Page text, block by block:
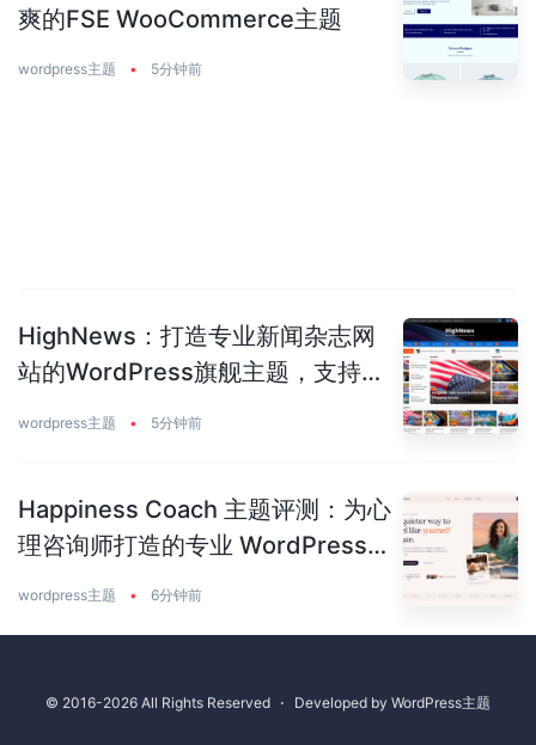
爽的FSE WooCommerce主题
wordpress主题 • 5分钟前
HighNews：打造专业新闻杂志网
站的WordPress旗舰主题，支持
wordpress主题 • 5分钟前
Happiness Coach 主题评测：为心
理咨询师打造的专业 WordPress
wordpress主题 • 6分钟前
© 2016-2026 All Rights Reserved ⋅ Developed by WordPress主题